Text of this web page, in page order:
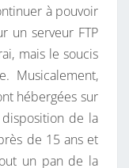
à pouvoir
un serveur FTP
mais le soucis
Musicalement,
hébergées sur
de la
de 15 ans et
un pan de la